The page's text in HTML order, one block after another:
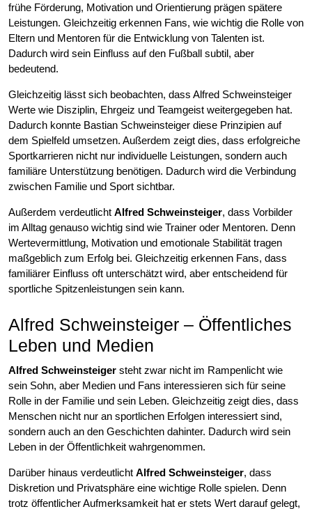
frühe Förderung, Motivation und Orientierung prägen spätere
Leistungen. Gleichzeitig erkennen Fans, wie wichtig die Rolle von
Eltern und Mentoren für die Entwicklung von Talenten ist.
Dadurch wird sein Einfluss auf den Fußball subtil, aber
bedeutend.
Gleichzeitig lässt sich beobachten, dass Alfred Schweinsteiger
Werte wie Disziplin, Ehrgeiz und Teamgeist weitergegeben hat.
Dadurch konnte Bastian Schweinsteiger diese Prinzipien auf
dem Spielfeld umsetzen. Außerdem zeigt dies, dass erfolgreiche
Sportkarrieren nicht nur individuelle Leistungen, sondern auch
familiäre Unterstützung benötigen. Dadurch wird die Verbindung
zwischen Familie und Sport sichtbar.
Außerdem verdeutlicht Alfred Schweinsteiger, dass Vorbilder
im Alltag genauso wichtig sind wie Trainer oder Mentoren. Denn
Wertevermittlung, Motivation und emotionale Stabilität tragen
maßgeblich zum Erfolg bei. Gleichzeitig erkennen Fans, dass
familiärer Einfluss oft unterschätzt wird, aber entscheidend für
sportliche Spitzenleistungen sein kann.
Alfred Schweinsteiger – Öffentliches
Leben und Medien
Alfred Schweinsteiger steht zwar nicht im Rampenlicht wie
sein Sohn, aber Medien und Fans interessieren sich für seine
Rolle in der Familie und sein Leben. Gleichzeitig zeigt dies, dass
Menschen nicht nur an sportlichen Erfolgen interessiert sind,
sondern auch an den Geschichten dahinter. Dadurch wird sein
Leben in der Öffentlichkeit wahrgenommen.
Darüber hinaus verdeutlicht Alfred Schweinsteiger, dass
Diskretion und Privatsphäre eine wichtige Rolle spielen. Denn
trotz öffentlicher Aufmerksamkeit hat er stets Wert darauf gelegt,